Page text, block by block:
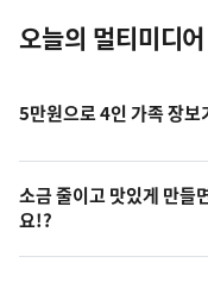
오늘의 멀티미디어
5만원으로 4인 가족 장보
소금 줄이고 맛있게 만들
요!?